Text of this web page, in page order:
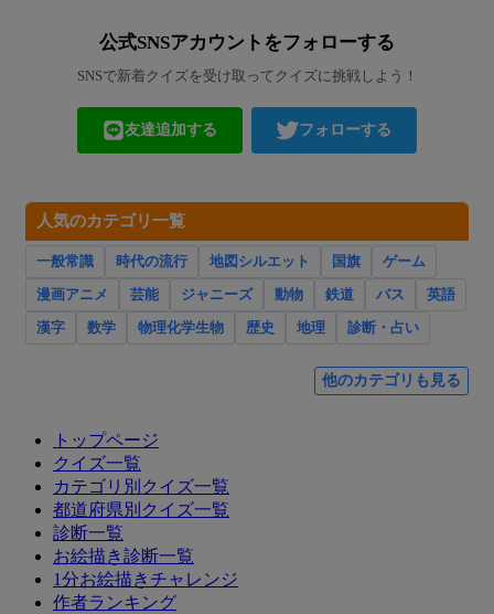
公式SNSアカウントをフォローする
SNSで新着クイズを受け取ってクイズに挑戦しよう！
友達追加する フォローする
人気のカテゴリ一覧
一般常識 時代の流行 地図シルエット 国旗
ゲーム
漫画アニメ
芸能 ジャニーズ 動物 鉄道 バス
英語
漢字
数学 物理化学生物 歴史 地理 診断・占い
他のカテゴリも見る
トップページ
クイズ一覧
カテゴリ別クイズ一覧
都道府県別クイズ一覧
診断一覧
お絵描き診断一覧
1分お絵描きチャレンジ
作者ランキング